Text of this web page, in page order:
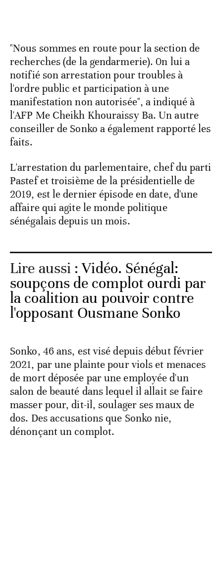
"Nous sommes en route pour la section de
recherches (de la gendarmerie). 0n lui a
notifié son arrestation pour troubles à
l'ordre public et participation à une
manifestation non autorisée", a indiqué à
l'AFP Me Cheikh Khouraissy Ba. Un autre
conseiller de Sonko a également rapporté les
faits.
L'arrestation du parlementaire, chef du parti
Pastef et troisième de la présidentielle de
2019, est le dernier épisode en date, d'une
affaire qui agite le monde politique
sénégalais depuis un mois.
Lire aussi :Vidéo. Sénégal:
soupçons de complot ourdi par
la coalition au pouvoir contre
l'opposant Ousmane Sonko
Sonko, 46 ans, est visé depuis début février
2021, par une plainte pour viols et menaces
de mort déposée par une employée d'un
salon de beauté dans lequel il allait se faire
masser pour, dit-il, soulager ses maux de
dos. Des accusations que Sonko nie,
dénonçant un complot.